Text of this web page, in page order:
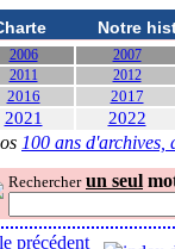
Notre
2006 2007
2011
2012
2016 2017
2021 2022
100 ans d'archives,
Rechercher un seul